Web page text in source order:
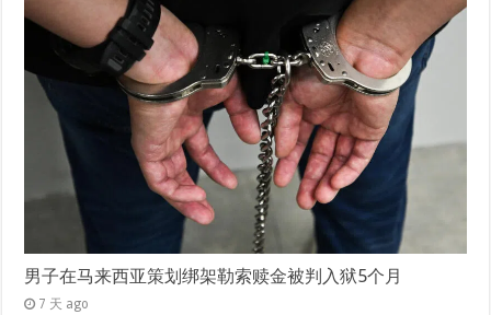
男子在马来西亚策划绑架勒索赎金被判入狱5个月
7 天 ago